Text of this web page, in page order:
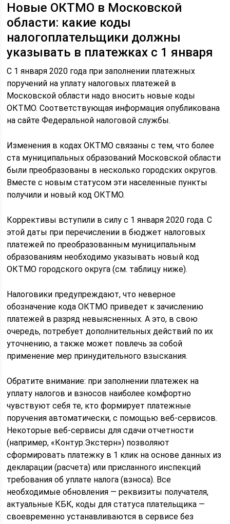
Новые ОКТМО в Московской
области: какие коды
налогоплательщики должны
указывать в платежках с 1 января
С 1 января 2020 года при заполнении платежных
поручений на уплату налоговых платежей в
Московской области надо вносить новые коды
ОКТМО. Соответствующая информация опубликована
на сайте Федеральной налоговой службы.
Изменения в кодах ОКТМО связаны с тем, что более
ста муниципальных образований Московской области
были преобразованы в несколько городских округов.
Вместе с новым статусом эти населенные пункты
получили и новый код ОКТМО.
Коррективы вступили в силу с 1 января 2020 года. С
этой даты при перечислении в бюджет налоговых
платежей по преобразованным муниципальным
образованиям необходимо указывать новый код
ОКТМО городского округа (см. таблицу ниже).
Налоговики предупреждают, что неверное
обозначение кода ОКТМО приведет к зачислению
платежей в разряд невыясненных. А это, в свою
очередь, потребует дополнительных действий по их
уточнению, а также может повлечь за собой
применение мер принудительного взыскания.
Обратите внимание: при заполнении платежек на
уплату налогов и взносов наиболее комфортно
чувствуют себя те, кто формирует платежные
поручения автоматически, с помощью веб-сервисов.
Некоторые веб-сервисы для сдачи отчетности
(например, «Контур.Экстерн») позволяют
сформировать платежку в 1 клик на основе данных из
декларации (расчета) или присланного инспекций
требования об уплате налога (взноса). Все
необходимые обновления — реквизиты получателя,
актуальные КБК, коды для статуса плательщика —
своевременно устанавливаются в сервисе без